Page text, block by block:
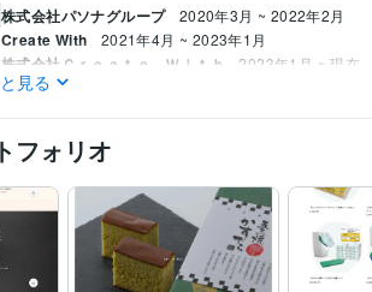
株式会社パソナグループ 2020年3月 ~ 2022年2月
Create With 2021年4月 ~ 2023年1月
株式会社Ｃｒｅａｔｅ Ｗｉｔｈ 2023年1月 ~ 現在
WordPress:3年
PageSpeed Insights:3年
Web制作・HP作成・EC構築 ECサイト構築(Shopify)
見る
フォリオ